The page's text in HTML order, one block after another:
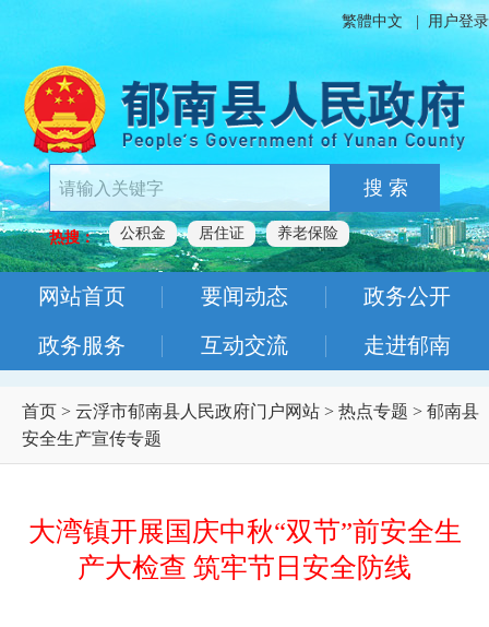
繁體中文 用户登录
搜 索
热搜： 公积金 居住证 养老保险
网站首页 要闻动态 政务公开
政务服务 互动交流 走进郁南
首页 > 云浮市郁南县人民政府门户网站 > 热点专题 > 郁南县
安全生产宣传专题
大湾镇开展国庆中秋“双节”前安全生
产大检查 筑牢节日安全防线